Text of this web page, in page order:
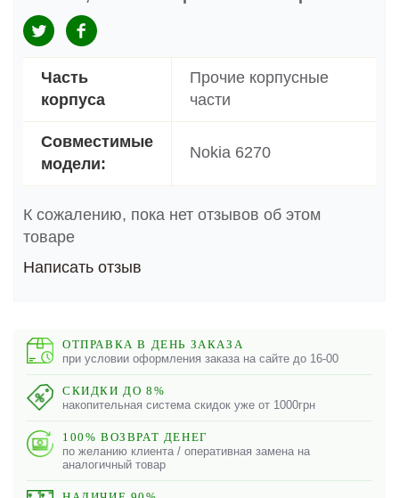
Часть
корпуса
Прочие корпусные
части
Совместимые
модели:
Nokia 6270
К сожалению, пока нет отзывов об этом
товаре
Написать отзыв
ОТПРАВКА В ДЕНЬ ЗАКАЗА
при условии оформления заказа на сайте до 16-00
СКИДКИ ДО 8%
накопительная система скидок уже от 1000грн
100% ВОЗВРАТ ДЕНЕГ
по желанию клиента / оперативная замена на
аналогичный товар